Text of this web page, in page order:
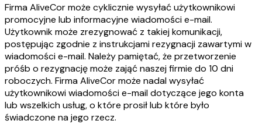
Firma AliveCor może cyklicznie wysyłać użytkownikowi
promocyjne lub informacyjne wiadomości e-mail.
Użytkownik może zrezygnować z takiej komunikacji,
postępując zgodnie z instrukcjami rezygnacji zawartymi w
wiadomości e-mail. Należy pamiętać, że przetworzenie
próśb o rezygnację może zająć naszej firmie do 10 dni
roboczych. Firma AliveCor może nadal wysyłać
użytkownikowi wiadomości e-mail dotyczące jego konta
lub wszelkich usług, o które prosił lub które było
świadczone na jego rzecz.